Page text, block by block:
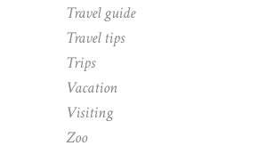
Travel guide
Travel tips
Trips
Vacation
Visiting
Zoo